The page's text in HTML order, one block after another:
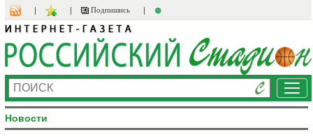
Подпишись
Новости